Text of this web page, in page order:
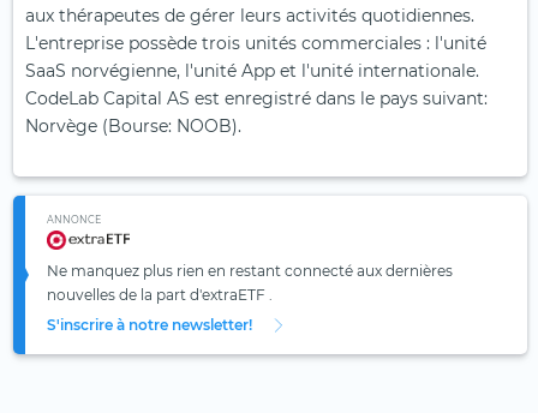
aux thérapeutes de gérer leurs activités quotidiennes.
L'entreprise possède trois unités commerciales : l'unité
SaaS norvégienne, l'unité App et l'unité internationale.
CodeLab Capital AS est enregistré dans le pays suivant:
Norvège (Bourse: NOOB).
ANNONCE
Ne manquez plus rien en restant connecté aux dernières
nouvelles de la part d'extraETF .
S'inscrire à notre newsletter!